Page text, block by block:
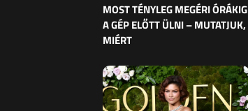
MOST TÉNYLEG MEGÉRI ÓRÁKIG
A GÉP ELŐTT ÜLNI – MUTATJUK,
MIÉRT